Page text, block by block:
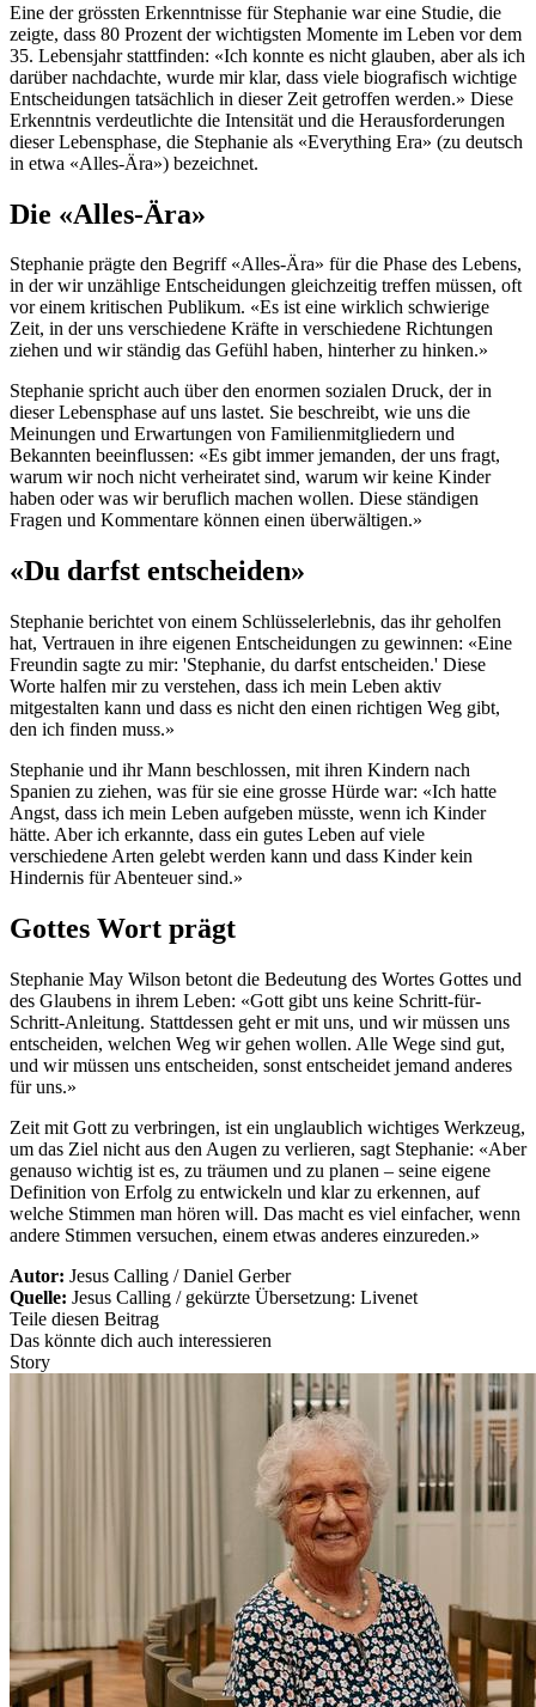
Eine der grössten Erkenntnisse für Stephanie war eine Studie, die
zeigte, dass 80 Prozent der wichtigsten Momente im Leben vor dem
35. Lebensjahr stattfinden: «Ich konnte es nicht glauben, aber als ich
darüber nachdachte, wurde mir klar, dass viele biografisch wichtige
Entscheidungen tatsächlich in dieser Zeit getroffen werden.» Diese
Erkenntnis verdeutlichte die Intensität und die Herausforderungen
dieser Lebensphase, die Stephanie als «Everything Era» (zu deutsch
in etwa «Alles-Ära») bezeichnet.
Die «Alles-Ära»
Stephanie prägte den Begriff «Alles-Ära» für die Phase des Lebens,
in der wir unzählige Entscheidungen gleichzeitig treffen müssen, oft
vor einem kritischen Publikum. «Es ist eine wirklich schwierige
Zeit, in der uns verschiedene Kräfte in verschiedene Richtungen
ziehen und wir ständig das Gefühl haben, hinterher zu hinken.»
Stephanie spricht auch über den enormen sozialen Druck, der in
dieser Lebensphase auf uns lastet. Sie beschreibt, wie uns die
Meinungen und Erwartungen von Familienmitgliedern und
Bekannten beeinflussen: «Es gibt immer jemanden, der uns fragt,
warum wir noch nicht verheiratet sind, warum wir keine Kinder
haben oder was wir beruflich machen wollen. Diese ständigen
Fragen und Kommentare können einen überwältigen.»
«Du darfst entscheiden»
Stephanie berichtet von einem Schlüsselerlebnis, das ihr geholfen
hat, Vertrauen in ihre eigenen Entscheidungen zu gewinnen: «Eine
Freundin sagte zu mir: 'Stephanie, du darfst entscheiden.' Diese
Worte halfen mir zu verstehen, dass ich mein Leben aktiv
mitgestalten kann und dass es nicht den einen richtigen Weg gibt,
den ich finden muss.»
Stephanie und ihr Mann beschlossen, mit ihren Kindern nach
Spanien zu ziehen, was für sie eine grosse Hürde war: «Ich hatte
Angst, dass ich mein Leben aufgeben müsste, wenn ich Kinder
hätte. Aber ich erkannte, dass ein gutes Leben auf viele
verschiedene Arten gelebt werden kann und dass Kinder kein
Hindernis für Abenteuer sind.»
Gottes Wort prägt
Stephanie May Wilson betont die Bedeutung des Wortes Gottes und
des Glaubens in ihrem Leben: «Gott gibt uns keine Schritt-für-
Schritt-Anleitung. Stattdessen geht er mit uns, und wir müssen uns
entscheiden, welchen Weg wir gehen wollen. Alle Wege sind gut,
und wir müssen uns entscheiden, sonst entscheidet jemand anderes
für uns.»
Zeit mit Gott zu verbringen, ist ein unglaublich wichtiges Werkzeug,
um das Ziel nicht aus den Augen zu verlieren, sagt Stephanie: «Aber
genauso wichtig ist es, zu träumen und zu planen – seine eigene
Definition von Erfolg zu entwickeln und klar zu erkennen, auf
welche Stimmen man hören will. Das macht es viel einfacher, wenn
andere Stimmen versuchen, einem etwas anderes einzureden.»
Autor: Jesus Calling / Daniel Gerber
Quelle: Jesus Calling / gekürzte Übersetzung: Livenet
Teile diesen Beitrag
Das könnte dich auch interessieren
Story